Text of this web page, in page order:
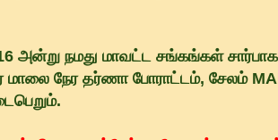
அன்று நமது மாவட்ட சங்கங்கள்
மாலை நேர தர்ணா போராட்டம், சேலம்